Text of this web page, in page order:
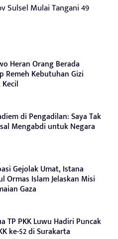
Sulsel Mulai Tangani 49
Heran Orang Berada
Remeh Kebutuhan Gizi
di Pengadilan: Saya Tak
Mengabdi untuk Negara
Gejolak Umat, Istana
Ormas Islam Jelaskan Misi
Gaza
TP PKK Luwu Hadiri Puncak
ke-52 di Surakarta